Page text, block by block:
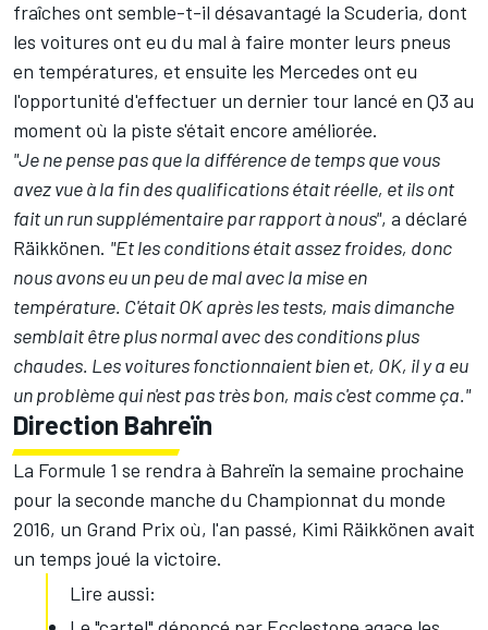
fraîches ont semble-t-il désavantagé la Scuderia, dont
les voitures ont eu du mal à faire monter leurs pneus
en températures, et ensuite les Mercedes ont eu
l'opportunité d'effectuer un dernier tour lancé en Q3 au
moment où la piste s'était encore améliorée.
"Je ne pense pas que la différence de temps que vous
avez vue à la fin des qualifications était réelle, et ils ont
fait un run supplémentaire par rapport à nous", a déclaré
Räikkönen. "Et les conditions était assez froides, donc
nous avons eu un peu de mal avec la mise en
température. C'était OK après les tests, mais dimanche
semblait être plus normal avec des conditions plus
chaudes. Les voitures fonctionnaient bien et, OK, il y a eu
un problème qui n'est pas très bon, mais c'est comme ça."
Direction Bahreïn
La Formule 1 se rendra à Bahreïn la semaine prochaine
pour la seconde manche du Championnat du monde
2016, un Grand Prix où, l'an passé, Kimi Räikkönen avait
un temps joué la victoire.
Lire aussi: